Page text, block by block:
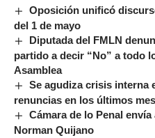
Oposición unificó
del 1 de mayo
Diputada del FMLN
partido a decir “No” a todo
Asamblea
Se agudiza crisis interna
renuncias en los últimos
Cámara de lo Penal
Norman Quijano